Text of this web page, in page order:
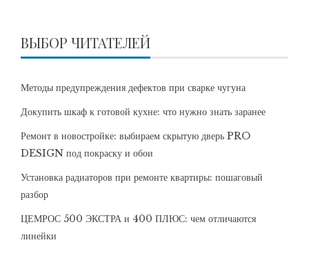
ВЫБОР ЧИТАТЕЛЕЙ
Методы предупреждения дефектов при сварке чугуна
Докупить шкаф к готовой кухне: что нужно знать заранее
Ремонт в новостройке: выбираем скрытую дверь PRO
DESIGN под покраску и обои
Установка радиаторов при ремонте квартиры: пошаговый
разбор
ЦЕМРОС 500 ЭКСТРА и 400 ПЛЮС: чем отличаются
линейки